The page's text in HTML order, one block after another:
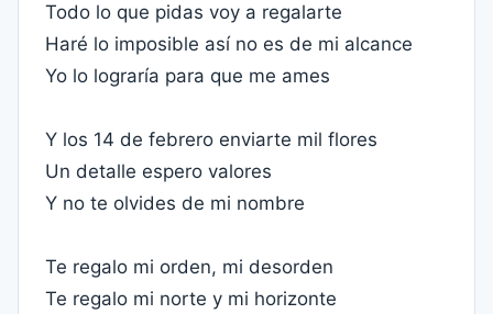
Todo lo que pidas voy a regalarte
Haré lo imposible así no es de mi alcance
Yo lo lograría para que me ames
Y los 14 de febrero enviarte mil flores
Un detalle espero valores
Y no te olvides de mi nombre
Te regalo mi orden, mi desorden
Te regalo mi norte y mi horizonte